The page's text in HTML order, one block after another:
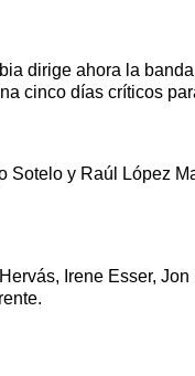
dirige ahora la
cinco días críticos
y Raúl López
Irene Esser,